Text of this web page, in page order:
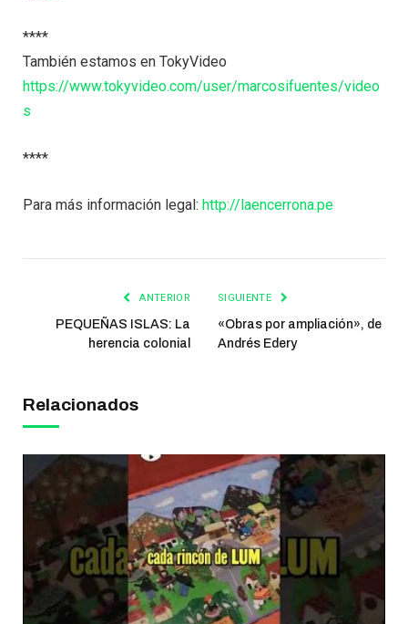
****
También estamos en TokyVideo
https://www.tokyvideo.com/user/marcosifuentes/video
s
****
Para más información legal: http://laencerrona.pe
ANTERIOR
PEQUEÑAS ISLAS: La
herencia colonial
SIGUIENTE
«Obras por ampliación», de
Andrés Edery
Relacionados